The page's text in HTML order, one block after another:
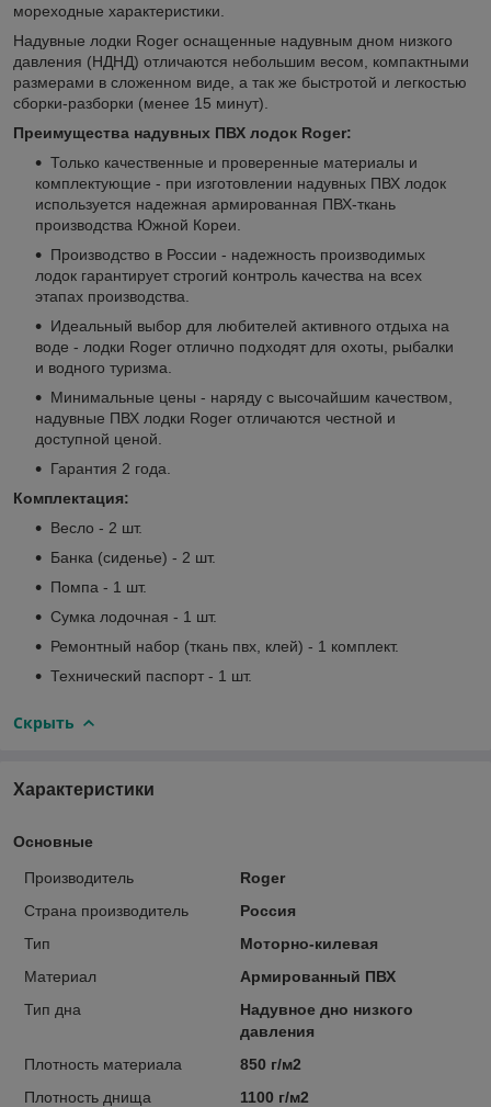
мореходные характеристики.
Надувные лодки Roger оснащенные надувным дном низкого
давления (НДНД) отличаются небольшим весом, компактными
размерами в сложенном виде, а так же быстротой и легкостью
сборки-разборки (менее 15 минут).
Преимущества надувных ПВХ лодок Roger:
Только качественные и проверенные материалы и
комплектующие - при изготовлении надувных ПВХ лодок
используется надежная армированная ПВХ-ткань
производства Южной Кореи.
Производство в России - надежность производимых
лодок гарантирует строгий контроль качества на всех
этапах производства.
Идеальный выбор для любителей активного отдыха на
воде - лодки Roger отлично подходят для охоты, рыбалки
и водного туризма.
Минимальные цены - наряду с высочайшим качеством,
надувные ПВХ лодки Roger отличаются честной и
доступной ценой.
Гарантия 2 года.
Комплектация:
Весло - 2 шт.
Банка (сиденье) - 2 шт.
Помпа - 1 шт.
Сумка лодочная - 1 шт.
Ремонтный набор (ткань пвх, клей) - 1 комплект.
Технический паспорт - 1 шт.
Скрыть
Характеристики
Основные
Производитель
Roger
Страна производитель
Россия
Тип
Моторно-килевая
Материал
Армированный ПВХ
Тип дна
Надувное дно низкого
давления
Плотность материала
850 г/м2
Плотность днища
1100 г/м2